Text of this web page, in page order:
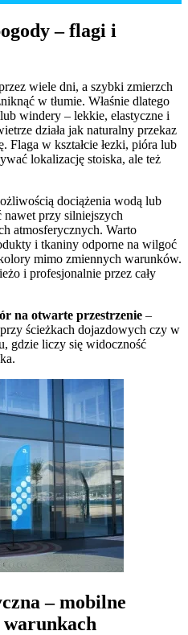
– flagi i
wiele dni, a szybki zmierzch
w tłumie. Właśnie dlatego
windery – lekkie, elastyczne i
działa jak naturalny przekaz
Flaga w kształcie łezki, pióra lub
lokalizację stoiska, ale też
dociążenia wodą lub
nawet przy silniejszych
atmosferycznych. Warto
i tkaniny odporne na wilgoć
mimo zmiennych warunków.
i profesjonalnie przez cały
na otwarte przestrzenie –
ścieżkach dojazdowych czy w
gdzie liczy się widoczność
– mobilne